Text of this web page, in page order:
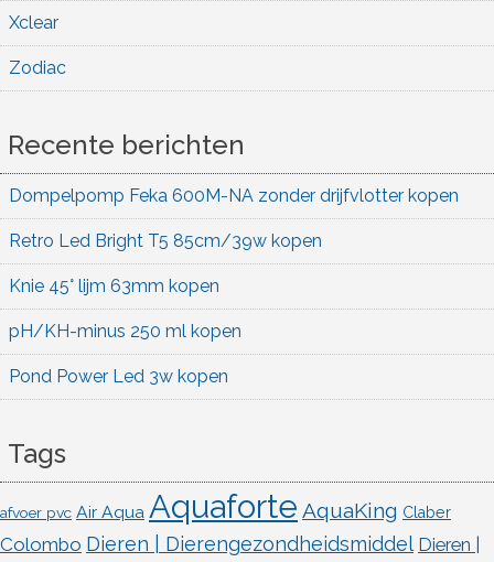
Xclear
Zodiac
Recente berichten
Dompelpomp Feka 600M-NA zonder drijfvlotter kopen
Retro Led Bright T5 85cm/39w kopen
Knie 45° lijm 63mm kopen
pH/KH-minus 250 ml kopen
Pond Power Led 3w kopen
Tags
afvoer pvc Air Aqua Aquaforte AquaKing Claber
Colombo Dieren | Dierengezondheidsmiddel Dieren |